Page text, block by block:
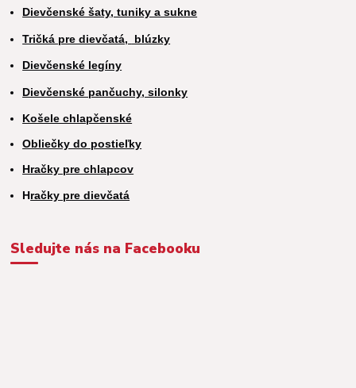
Dievčenské šaty, tuniky a sukne
Tričká pre dievčatá, blúzky
Dievčenské legíny
Dievčenské pančuchy, silonky
Košele chlapčenské
Obliečky do postieľky
Hračky pre chlapcov
Hračky pre dievčatá
Sledujte nás na Facebooku